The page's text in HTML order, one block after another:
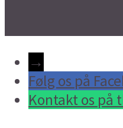
→
Følg os på
Kontakt os på